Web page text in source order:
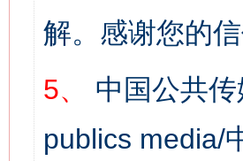
解。感谢您的信
5、
中国公共
publics media/